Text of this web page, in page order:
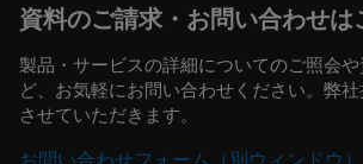
資料のご請求・お問い合わせは
製品・サービスの詳細についてのご照会
ど、お気軽にお問い合わせください。弊
させていただきます。